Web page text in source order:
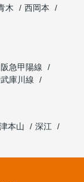
木
西岡本
阪急甲陽線
庫川線
本山
深江